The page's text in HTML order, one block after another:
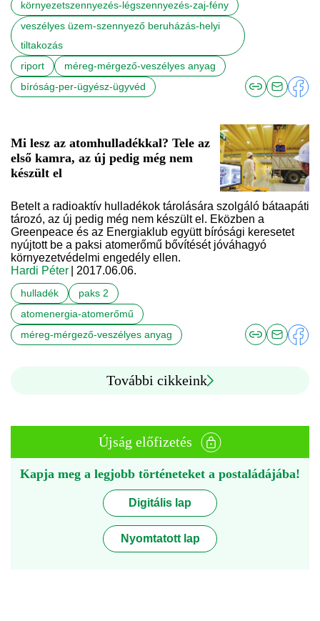
környezetszennyezés-légszennyezés-zaj-fény
veszélyes üzem-szennyező beruházás-helyi
tiltakozás
riport
méreg-mérgező-veszélyes anyag
bíróság-per-ügyész-ügyvéd
Mi lesz az atomhulladékkal? Tele az
első kamra, az új pedig még nem
készült el
Betelt a radioaktív hulladékok tárolására szolgáló bátaapáti
tározó, az új pedig még nem készült el. Eközben a
Greenpeace és az Energiaklub együtt bírósági keresetet
nyújtott be a paksi atomerőmű bővítését jóváhagyó
környezetvédelmi engedély ellen.
Hardi Péter
| 2017.06.06.
hulladék
paks 2
atomenergia-atomerőmű
méreg-mérgező-veszélyes anyag
További cikkeink
Újság előfizetés
Kapja meg a legjobb történeteket a postaládájába!
Digitális lap
Nyomtatott lap